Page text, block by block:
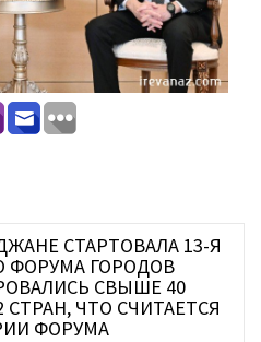
СТАРТОВАЛА 13-Я
ФОРУМА ГОРОДОВ
СВЫШЕ 40
СТРАН, ЧТО СЧИТАЕТСЯ
ФОРУМА